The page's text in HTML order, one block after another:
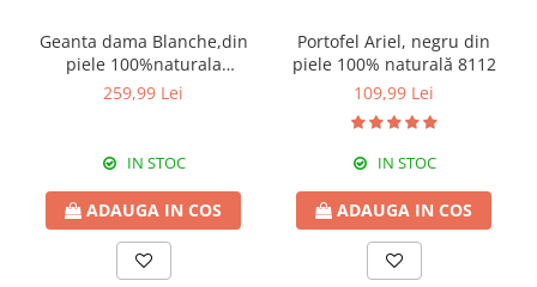
Geanta dama Blanche,din
piele 100%naturala
Italia,8246,negru
259,99 Lei
IN STOC
ADAUGA IN COS
Portofel Ariel, negru din
piele 100% naturală 8112
109,99 Lei
IN STOC
ADAUGA IN COS